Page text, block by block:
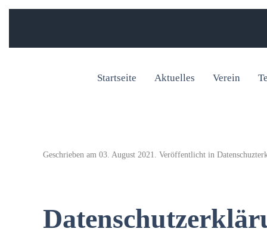
Startseite Aktuelles Verein
Geschrieben am 03. August 2021. Veröffentlicht in